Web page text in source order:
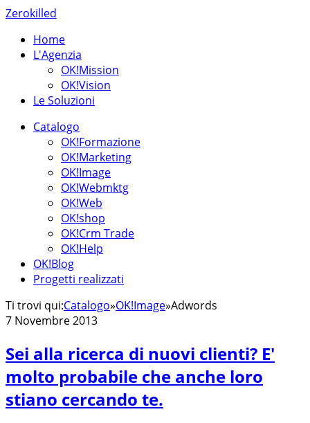
Zerokilled
Home
L'Agenzia
OK!Mission
OK!Vision
Le Soluzioni
Catalogo
OK!Formazione
OK!Marketing
OK!Image
OK!Webmktg
OK!Web
OK!shop
OK!Crm Trade
OK!Help
OK!Blog
Progetti realizzati
Ti trovi qui:Catalogo»OK!Image»Adwords
7 Novembre 2013
Sei alla ricerca di nuovi clienti? E'
molto probabile che anche loro
stiano cercando te.